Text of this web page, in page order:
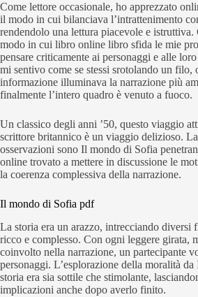
Come lettore occasionale, ho apprezzato
il modo in cui bilanciava l’intrattenimento
rendendolo una lettura piacevole e
modo in cui libro online libro sfida le mie
pensare criticamente ai personaggi e alle
mi sentivo come se stessi srotolando un filo,
informazione illuminava la narrazione più
finalmente l’intero quadro è venuto a fuoco.
Un classico degli anni ’50, questo viaggio
scrittore britannico è un viaggio delizioso.
osservazioni sono Il mondo di Sofia
online trovato a mettere in discussione le
la coerenza complessiva della narrazione.
Il mondo di Sofia pdf
La storia era un arazzo, intrecciando diversi
ricco e complesso. Con ogni leggere girata,
coinvolto nella narrazione, un partecipante
personaggi. L’esplorazione della moralità
storia era sia sottile che stimolante,
implicazioni anche dopo averlo finito.